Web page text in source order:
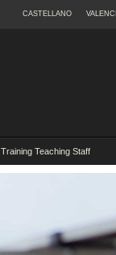
CASTELLANO
Training Teaching Staff